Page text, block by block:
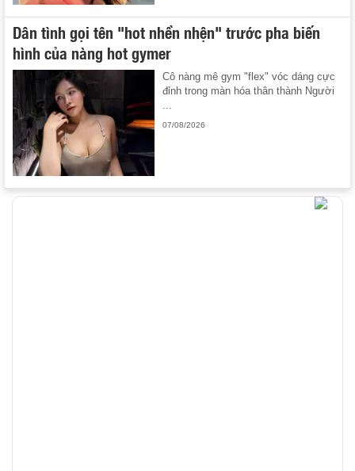
Dân tình gọi tên "hot nhền nhện" trước pha biến
hình của nàng hot gymer
Cô nàng mê gym "flex" vóc dáng cực
đỉnh trong màn hóa thân thành Người
07/08/2026